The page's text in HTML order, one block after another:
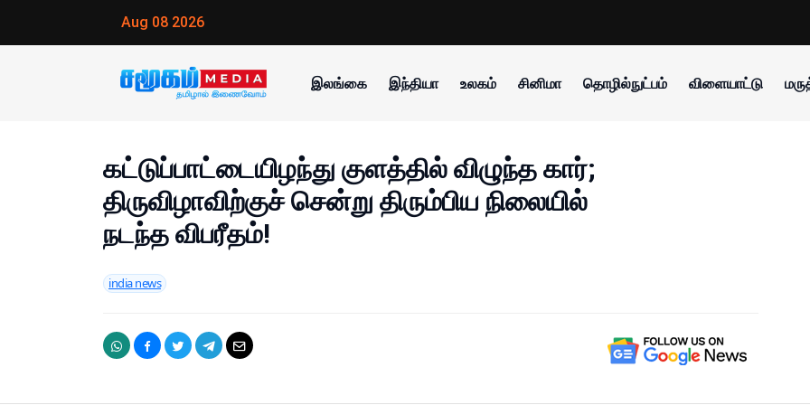
Aug 08 2026
இலங்கை இந்தியா உலகம் சினிமா தொழில்நுட்பம் விளையாட்டு
கட்டுப்பாட்டையிழந்து குளத்தில் விழுந்த கார்;
திருவிழாவிற்குச் சென்று திரும்பிய நிலையில்
நடந்த விபரீதம்!
india news